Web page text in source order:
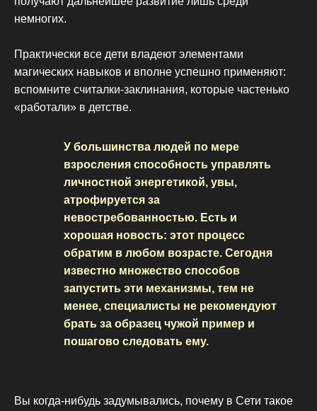
немногих.
Практически все дети владеют элементами
магических навыков и вполне успешно применяют:
вспомните считалки-заклинания, которые частенько
«работали» в детстве.
У большинства людей по мере
взросления способность управлять
личностной энергетикой, увы,
атрофируется за
невостребованностью. Есть и
хорошая новость: этот процесс
обратим в любом возрасте. Сегодня
известно множество способов
запустить эти механизмы, тем не
менее, специалисты не рекомендуют
брать за образец чужой пример и
пошагово следовать ему.
Вы когда-нибудь задумывались, почему в Сети такое